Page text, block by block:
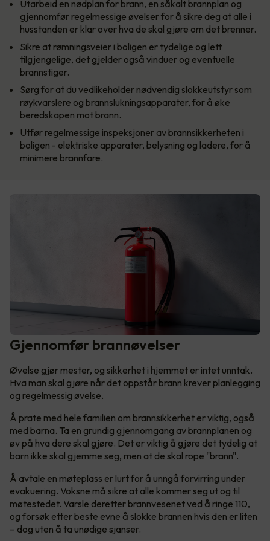
Utarbeid en nødplan for brann, en såkalt brannplan og
gjennomfør regelmessige øvelser for å sikre deg at alle i
husstanden er klar over hva de skal gjøre om det brenner.
Sikre at rømningsveier i boligen er tydelige og lett
tilgjengelige, det gjelder også vinduer og eventuelle
brannstiger.
Sørg for at du vedlikeholder nødvendig slokkeutstyr som
røykvarslere og brannslukningsapparater, for å øke
beredskapen mot brann.
Utfør regelmessige inspeksjoner av brannsikkerheten i
boligen - elektriske apparater, belysning og ladere, for å
minimere brannfare.
Gjennomfør brannøvelser
Øvelse gjør mester, og sikkerhet i hjemmet er intet unntak.
Hva man skal gjøre når det oppstår brann krever planlegging
og regelmessig øvelse.
Å prate med hele familien om brannsikkerhet er viktig, også
med barna. Ta en grundig gjennomgang av brannplanen og
øv på hva dere skal gjøre. Det er viktig å gjøre det tydelig at
barn ikke skal gjemme seg, men at de skal rope "brann".
Å avtale en møteplass er lurt for å unngå forvirring under
evakuering. Voksne må sikre at alle kommer seg ut og til
møtestedet. Varsle deretter brannvesenet ved å ringe 110,
og forsøk etter beste evne å slokke brannen hvis den er liten
– dog uten å ta unødige sjanser.